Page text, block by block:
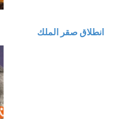
انطلاق صقر الملك